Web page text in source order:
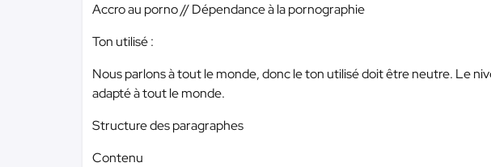
Accro au porno // Dépendance à la pornographie
Ton utilisé :
Nous parlons à tout le monde, donc le ton utilisé doit être neutre. Le
adapté à tout le monde.
Structure des paragraphes
Contenu